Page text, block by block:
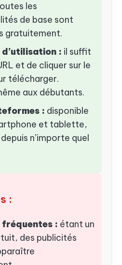
les
de base sont
gratuitement.
: il suffit
et de cliquer sur le
télécharger.
aux débutants.
: disponible
et tablette,
n’importe quel
:
: étant un
des publicités